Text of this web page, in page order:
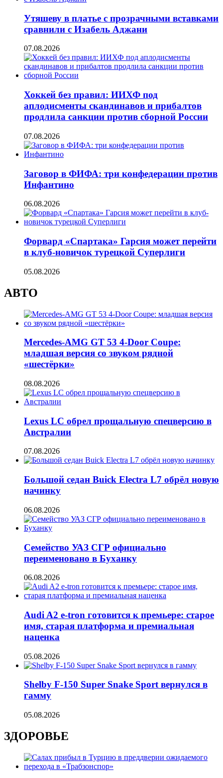
Утяшеву в платье с прозрачными вставками
сравнили с Изабель Аджани
07.08.2026
Хоккей без правил: ИИХФ под
аплодисменты скандинавов и прибалтов
продлила санкции против сборной России
07.08.2026
Заговор в ФИФА: три конфедерации против
Инфантино
06.08.2026
Форвард «Спартака» Гарсия может перейти
в клуб-новичок турецкой Суперлиги
05.08.2026
АВТО
Mercedes-AMG GT 53 4-Door Coupe:
младшая версия со звуком рядной
«шестёрки»
08.08.2026
Lexus LC обрел прощальную спецверсию в
Австралии
07.08.2026
Большой седан Buick Electra L7 обрёл новую
начинку
06.08.2026
Семейство УАЗ СГР официально
переименовано в Буханку
06.08.2026
Audi A2 e-tron готовится к премьере: старое
имя, старая платформа и премиальная
наценка
05.08.2026
Shelby F-150 Super Snake Sport вернулся в
гамму
05.08.2026
ЗДОРОВЬЕ